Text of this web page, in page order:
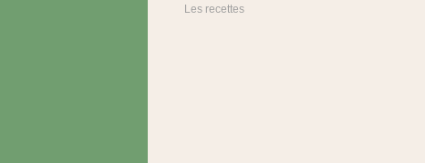
Les recettes